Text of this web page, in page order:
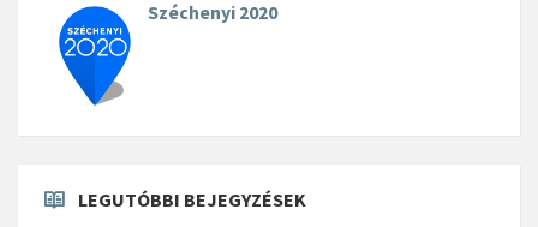
Széchenyi 2020
LEGUTÓBBI BEJEGYZÉSEK